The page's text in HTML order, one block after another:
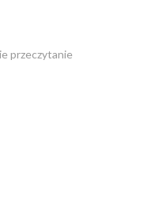
przeczytanie